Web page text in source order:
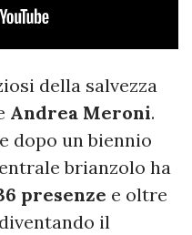
della salvezza
Andrea Meroni.
dopo un biennio
brianzolo ha
presenze e oltre
il